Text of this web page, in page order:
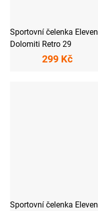
Sportovní čelenka Eleven
Dolomiti Retro 29
299 Kč
Sportovní čelenka Eleven